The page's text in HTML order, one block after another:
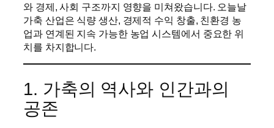
와 경제, 사회 구조까지 영향을 미쳐왔습니다. 오늘날
가축 산업은 식량 생산, 경제적 수익 창출, 친환경 농
업과 연계된 지속 가능한 농업 시스템에서 중요한 위
치를 차지합니다.
1. 가축의 역사와 인간과의
공존